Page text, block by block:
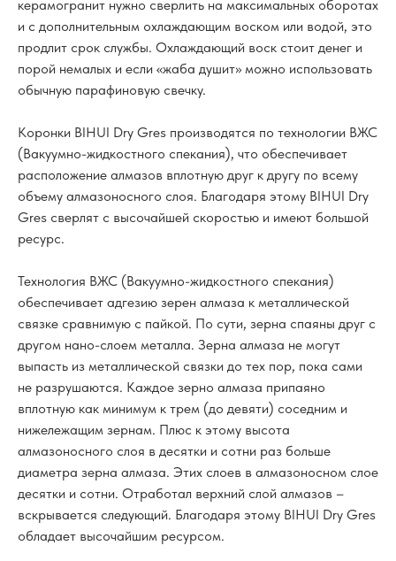
керамогранит нужно сверлить на максимальных оборотах
и с дополнительным охлаждающим воском или водой, это
продлит срок службы. Охлаждающий воск стоит денег и
порой немалых и если «жаба душит» можно использовать
обычную парафиновую свечку.
Коронки BIHUI Dry Gres производятся по технологии ВЖС
(Вакуумно-жидкостного спекания), что обеспечивает
расположение алмазов вплотную друг к другу по всему
объему алмазоносного слоя. Благодаря этому BIHUI Dry
Gres сверлят с высочайшей скоростью и имеют большой
ресурс.
Технология ВЖС (Вакуумно-жидкостного спекания)
обеспечивает адгезию зерен алмаза к металлической
связке сравнимую с пайкой. По сути, зерна спаяны друг с
другом нано-слоем металла. Зерна алмаза не могут
выпасть из металлической связки до тех пор, пока сами
не разрушаются. Каждое зерно алмаза припаяно
вплотную как минимум к трем (до девяти) соседним и
нижележащим зернам. Плюс к этому высота
алмазоносного слоя в десятки и сотни раз больше
диаметра зерна алмаза. Этих слоев в алмазоносном слое
десятки и сотни. Отработал верхний слой алмазов –
вскрывается следующий. Благодаря этому BIHUI Dry Gres
обладает высочайшим ресурсом.